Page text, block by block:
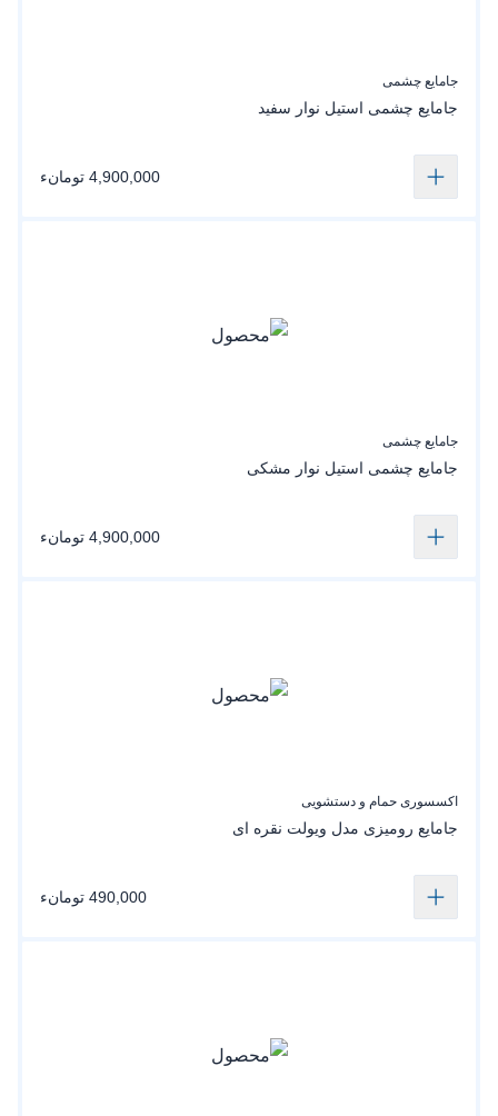
جامایع چشمی
جامایع چشمی استیل نوار سفید
4,900,000 تومانء
جامایع چشمی
جامایع چشمی استیل نوار مشکی
4,900,000 تومانء
اکسسوری حمام و دستشویی
جامایع رومیزی مدل ویولت نقره ای
490,000 تومانء